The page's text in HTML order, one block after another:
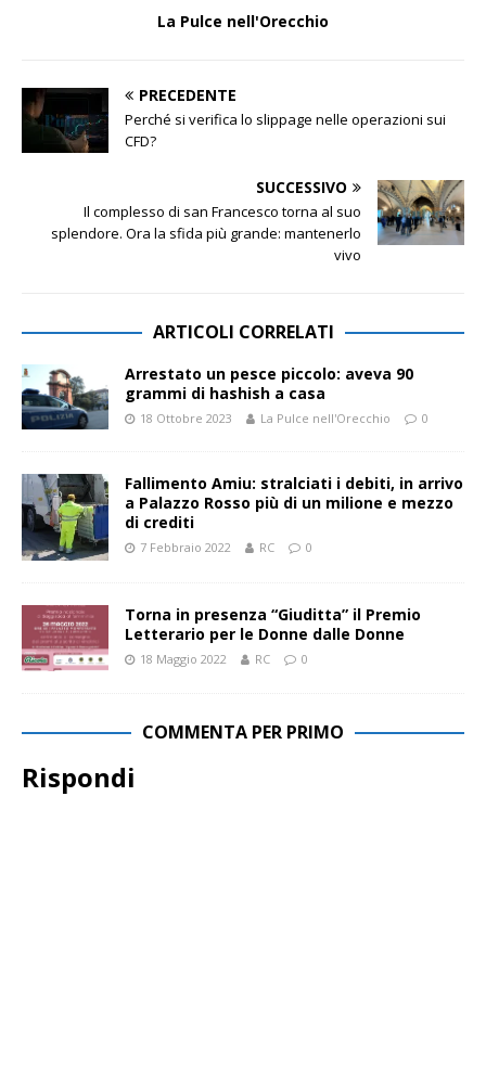
La Pulce nell'Orecchio
PRECEDENTE
Perché si verifica lo slippage nelle operazioni sui
CFD?
SUCCESSIVO
Il complesso di san Francesco torna al suo
splendore. Ora la sfida più grande: mantenerlo
vivo
ARTICOLI CORRELATI
Arrestato un pesce piccolo: aveva 90
grammi di hashish a casa
18 Ottobre 2023 La Pulce nell'Orecchio 0
Fallimento Amiu: stralciati i debiti, in arrivo
a Palazzo Rosso più di un milione e mezzo
di crediti
7 Febbraio 2022 RC 0
Torna in presenza “Giuditta” il Premio
Letterario per le Donne dalle Donne
18 Maggio 2022 RC 0
COMMENTA PER PRIMO
Rispondi